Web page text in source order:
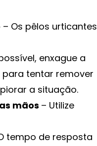
– Os pêlos urticantes
enxague a
tentar remover
a situação.
mãos – Utilize
tempo de resposta